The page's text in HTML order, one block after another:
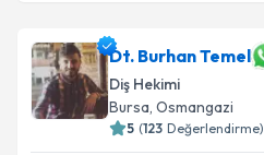
Dt. Burhan Temel
Diş Hekimi
Bursa, Osmangazi
5 (123 Değerlendirme)